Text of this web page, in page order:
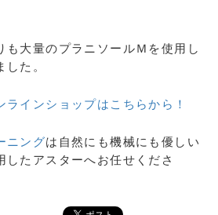
も大量のプラニソールＭを使用し
た。
ラインショップはこちらから！
ニングは自然にも機械にも優しい
したアスターへお任せくださ